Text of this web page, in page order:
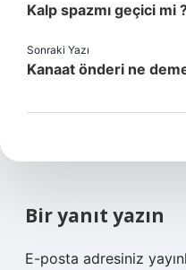
Kalp spazmı geçici mi
Sonraki Yazı
Kanaat önderi ne
Bir yanıt yazın
E-posta adresiniz